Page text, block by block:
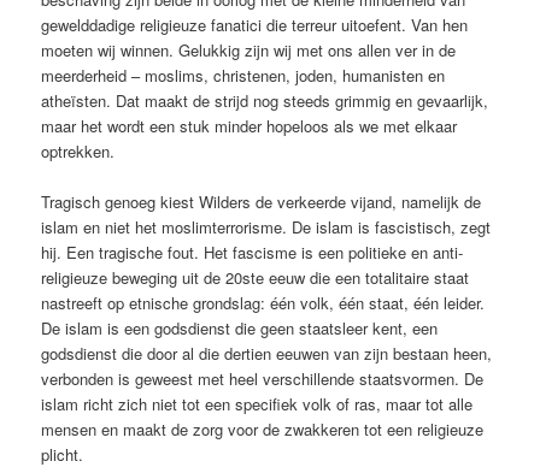
gewelddadige religieuze fanatici die terreur uitoefent. Van hen
moeten wij winnen. Gelukkig zijn wij met ons allen ver in de
meerderheid – moslims, christenen, joden, humanisten en
atheïsten. Dat maakt de strijd nog steeds grimmig en gevaarlijk,
maar het wordt een stuk minder hopeloos als we met elkaar
optrekken.
Tragisch genoeg kiest Wilders de verkeerde vijand, namelijk de
islam en niet het moslimterrorisme. De islam is fascistisch, zegt
hij. Een tragische fout. Het fascisme is een politieke en anti-
religieuze beweging uit de 20ste eeuw die een totalitaire staat
nastreeft op etnische grondslag: één volk, één staat, één leider.
De islam is een godsdienst die geen staatsleer kent, een
godsdienst die door al die dertien eeuwen van zijn bestaan heen,
verbonden is geweest met heel verschillende staatsvormen. De
islam richt zich niet tot een specifiek volk of ras, maar tot alle
mensen en maakt de zorg voor de zwakkeren tot een religieuze
plicht.